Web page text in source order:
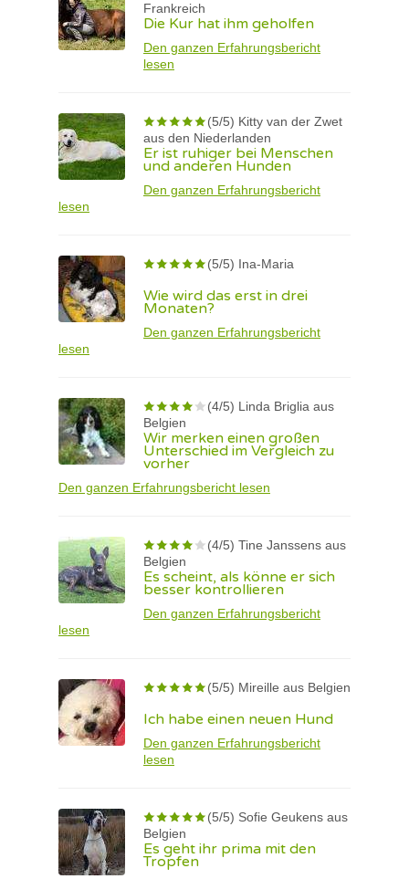
Frankreich
Die Kur hat ihm geholfen
Den ganzen Erfahrungsbericht
lesen
(5/5) Kitty van der Zwet
aus den Niederlanden
Er ist ruhiger bei Menschen
und anderen Hunden
Den ganzen Erfahrungsbericht
lesen
(5/5) Ina-Maria
Wie wird das erst in drei
Monaten?
Den ganzen Erfahrungsbericht
lesen
(4/5) Linda Briglia aus
Belgien
Wir merken einen großen
Unterschied im Vergleich zu
vorher
Den ganzen Erfahrungsbericht lesen
(4/5) Tine Janssens aus
Belgien
Es scheint, als könne er sich
besser kontrollieren
Den ganzen Erfahrungsbericht
lesen
(5/5) Mireille aus Belgien
Ich habe einen neuen Hund
Den ganzen Erfahrungsbericht
lesen
(5/5) Sofie Geukens aus
Belgien
Es geht ihr prima mit den
Tropfen